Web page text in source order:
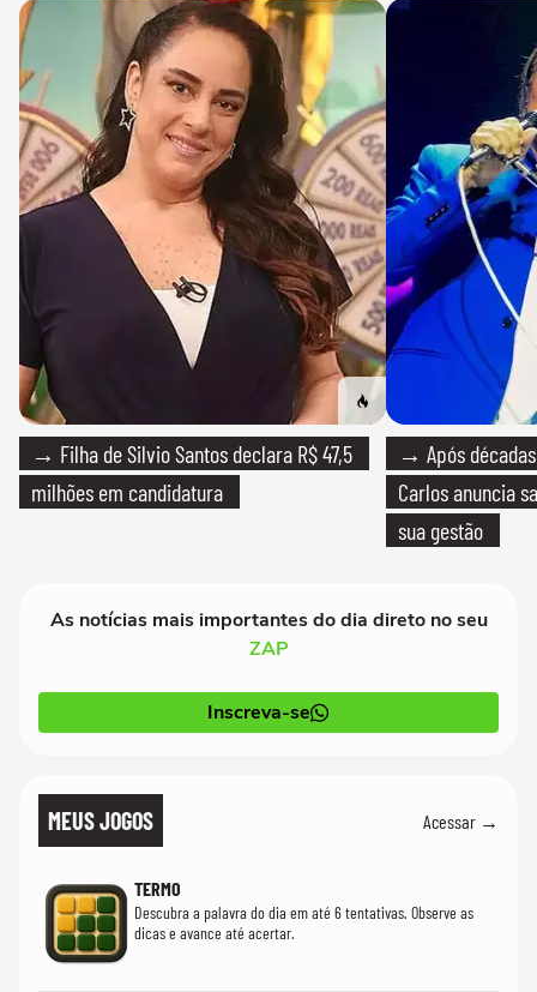
→ Filha de Silvio Santos declara R$ 47,5
milhões em candidatura
→ Após
Carlos anuncia
sua gestão
As notícias mais importantes do dia direto no seu
ZAP
Inscreva-se
MEUS JOGOS Acessar →
TERMO
Descubra a palavra do dia em até 6 tentativas. Observe as
dicas e avance até acertar.